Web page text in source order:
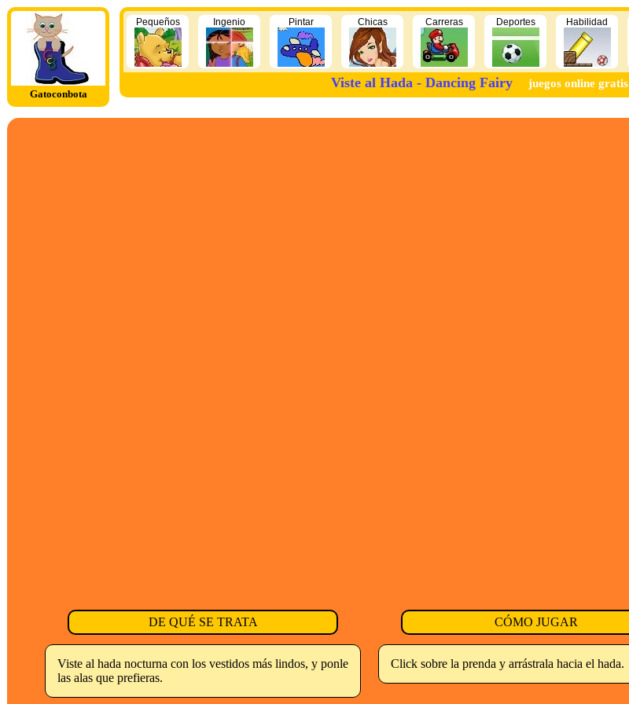
Gatoconbota
Pequeños Ingenio Pintar Chicas Carreras Deportes Habilidad
Viste al Hada - Dancing Fairy juegos online gratis
DE QUÉ SE TRATA CÓMO JUGAR
Viste al hada nocturna con los vestidos más lindos, y ponle
las alas que prefieras.
Click sobre la prenda y arrástrala hacia el hada.